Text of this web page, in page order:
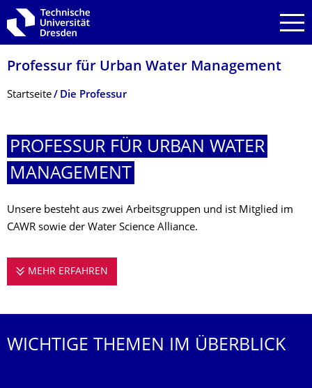
Zur Hauptnavigation springen
Zur Suche springen
Zum Inhalt springen
Professur für Urban Water Management
Breadcrumb-Menü
Startseite Die Professur
PROFESSUR FÜR URBAN WATER
MANAGEMENT
Unsere besteht aus zwei Arbeitsgruppen und ist Mitglied im
CAWR sowie der Water Science Alliance.
MEHR ERFAHREN
WICHTIGE THEMEN IM ÜBERBLICK